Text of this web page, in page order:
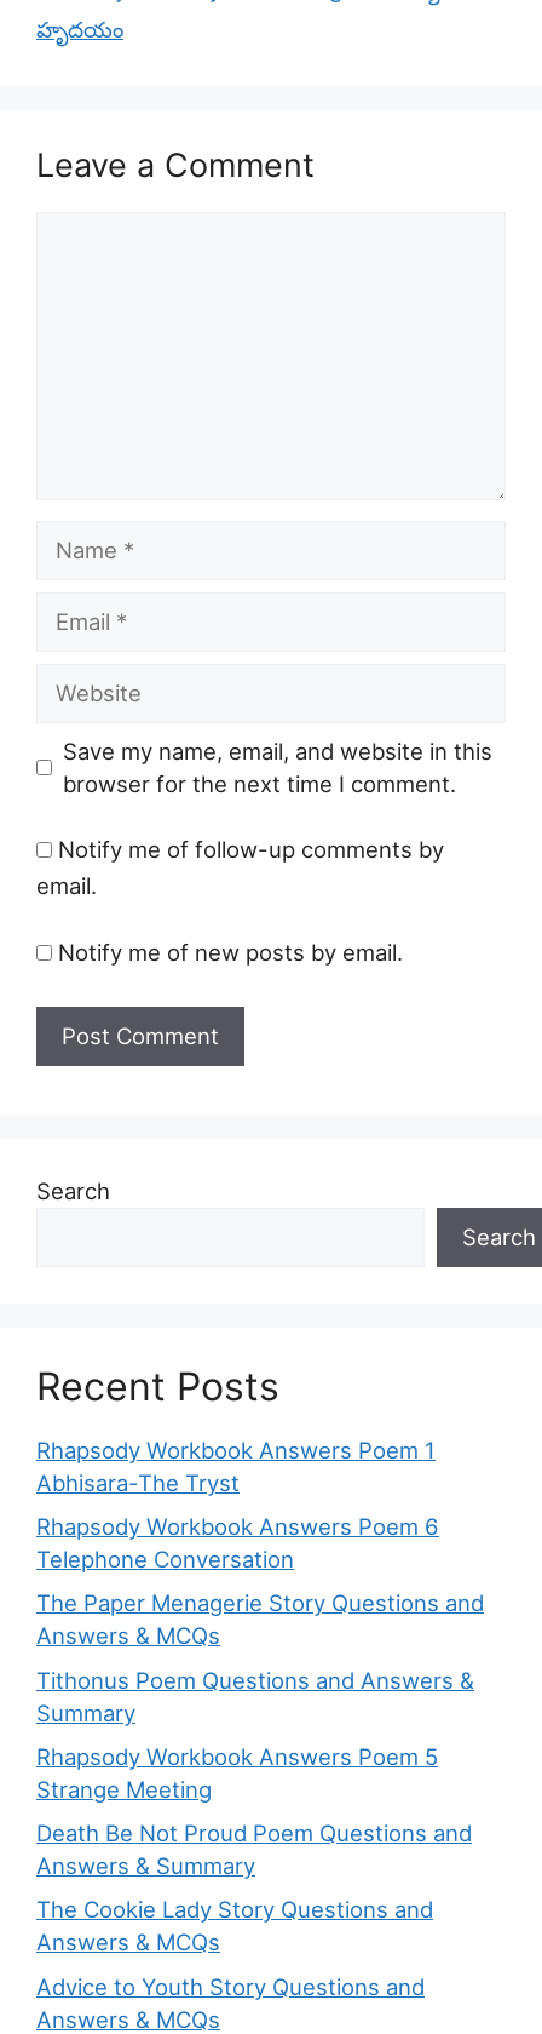
హృదయం
Leave a Comment
Name
Email
Website
Save my name, email, and website in this
browser for the next time I comment.
Notify me of follow-up comments by
email.
Notify me of new posts by email.
Search
Search
Recent Posts
Rhapsody Workbook Answers Poem 1
Abhisara-The Tryst
Rhapsody Workbook Answers Poem 6
Telephone Conversation
The Paper Menagerie Story Questions and
Answers & MCQs
Tithonus Poem Questions and Answers &
Summary
Rhapsody Workbook Answers Poem 5
Strange Meeting
Death Be Not Proud Poem Questions and
Answers & Summary
The Cookie Lady Story Questions and
Answers & MCQs
Advice to Youth Story Questions and
Answers & MCQs